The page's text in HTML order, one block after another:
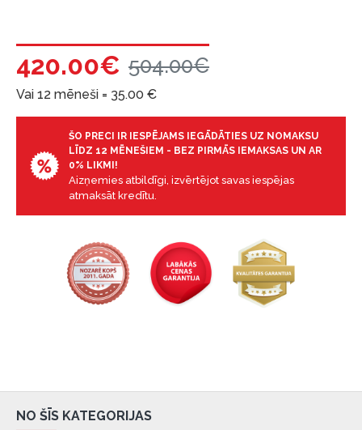
420.00€ 504.00€
Vai 12 mēneši = 35.00 €
ŠO PRECI IR IESPĒJAMS IEGĀDĀTIES UZ NOMAKSU
LĪDZ 12 MĒNEŠIEM - BEZ PIRMĀS IEMAKSAS UN AR
0% LIKMI!
Aizņemies atbildīgi, izvērtējot savas iespējas
atmaksāt kredītu.
NO ŠĪS KATEGORIJAS